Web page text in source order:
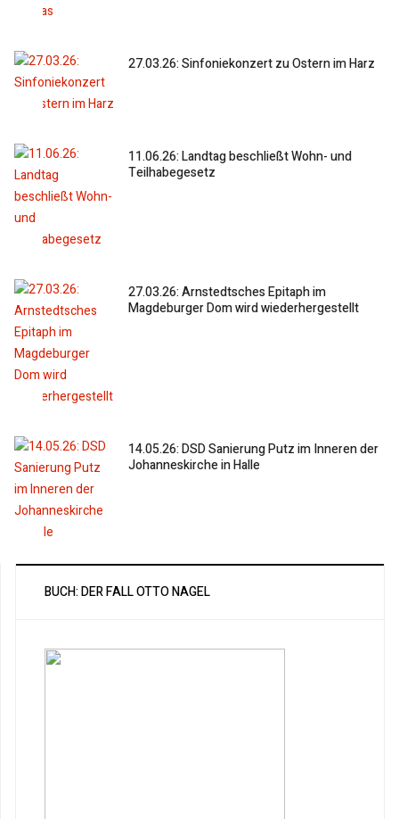
27.03.26: Sinfoniekonzert zu Ostern im Harz
11.06.26: Landtag beschließt Wohn- und
Teilhabegesetz
27.03.26: Arnstedtsches Epitaph im
Magdeburger Dom wird wiederhergestellt
14.05.26: DSD Sanierung Putz im Inneren der
Johanneskirche in Halle
BUCH: DER FALL OTTO NAGEL